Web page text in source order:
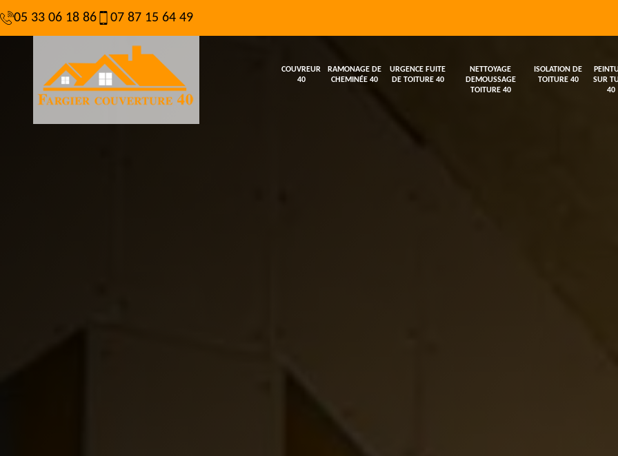
05 33 06 18 86 07 87 15 64 49
COUVREUR
40
RAMONAGE DE
CHEMINÉE 40
URGENCE FUITE
DE TOITURE 40
NETTOYAGE
DEMOUSSAGE
TOITURE 40
ISOLATION DE
TOITURE 40
SUR
40